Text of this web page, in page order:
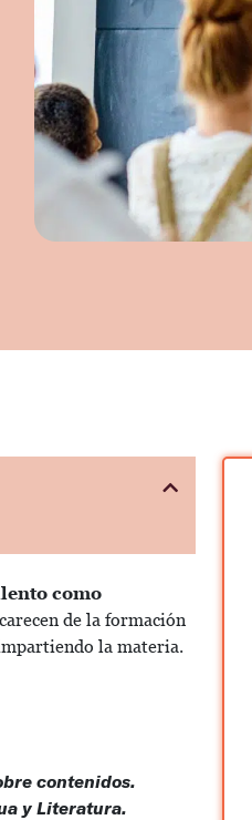
como
de la formación
la materia.
contenidos.
y Literatura.